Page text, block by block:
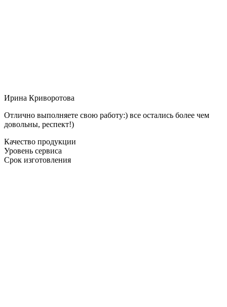
Ирина Криворотова
Отлично выполняете свою работу:) все остались более чем
довольны, респект!)
Качество продукции
Уровень сервиса
Срок изготовления